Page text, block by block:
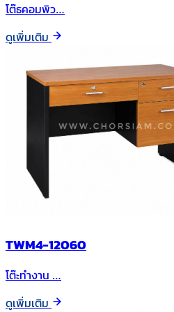
โต๊ธคอมพิว…
ดูเพิ่มเติม
TWM4-12060
โต๊ะทำงาน …
ดูเพิ่มเติม